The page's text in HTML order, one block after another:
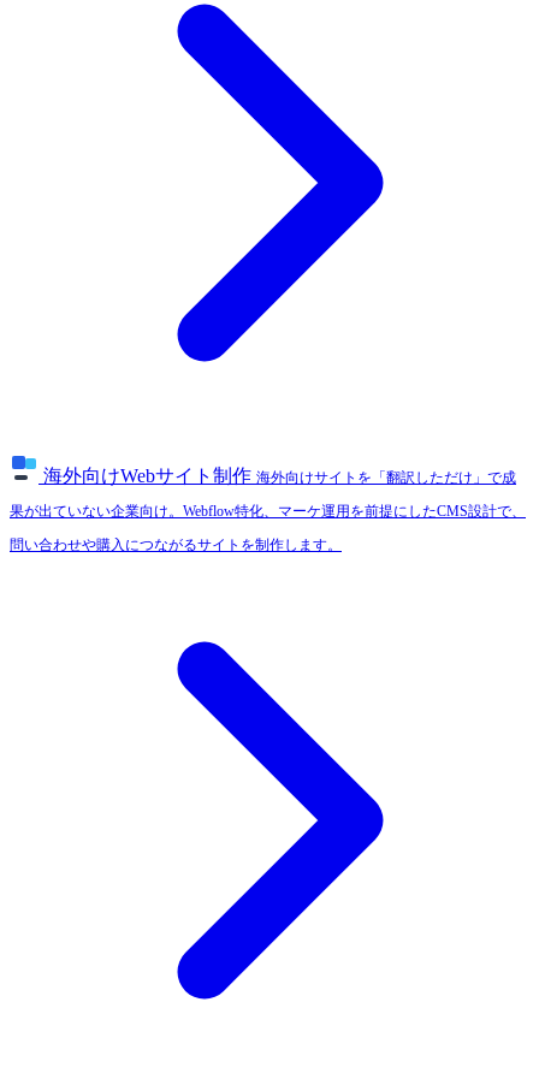
海外向けWebサイト制作 海外向けサイトを「翻訳しただけ」で成
果が出ていない企業向け。Webflow特化、マーケ運用を前提にしたCMS設計で、
問い合わせや購入につながるサイトを制作します。